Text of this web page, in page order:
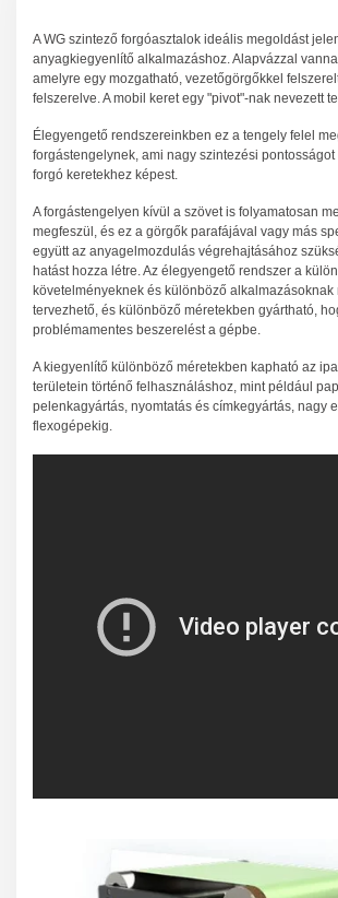
A WG szintező forgóasztalok ideális megoldást
anyagkiegyenlítő alkalmazáshoz. Alapvázzal
amelyre egy mozgatható, vezetőgörgőkkel
felszerelve. A mobil keret egy "pivot"-nak nevezett
Élegyengető rendszereinkben ez a tengely felel
forgástengelynek, ami nagy szintezési
forgó keretekhez képest.
A forgástengelyen kívül a szövet is folyamatosan
megfeszül, és ez a görgők parafájával vagy más
együtt az anyagelmozdulás végrehajtásához
hatást hozza létre. Az élegyengető rendszer a
követelményeknek és különböző alkalmazásoknak
tervezhető, és különböző méretekben gyártható,
problémamentes beszerelést a gépbe.
A kiegyenlítő különböző méretekben kapható az
területein történő felhasználáshoz, mint például
pelenkagyártás, nyomtatás és címkegyártás, nagy
flexogépekig.